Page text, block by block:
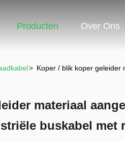
Producten Over Ons
> Koper / blik koper geleider
materiaal
buskabel met